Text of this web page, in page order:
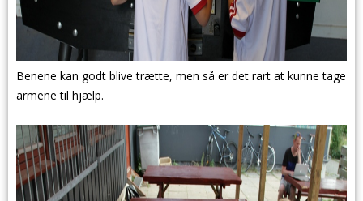
Benene kan godt blive trætte, men så er det rart at kunne tage
armene til hjælp.